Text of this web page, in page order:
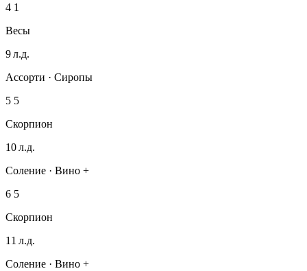
4 1
Весы
9 л.д.
Ассорти · Сиропы
5 5
Скорпион
10 л.д.
Соление · Вино +
6 5
Скорпион
11 л.д.
Соление · Вино +